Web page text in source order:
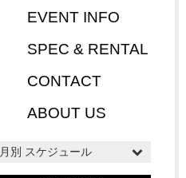
EVENT INFO
SPEC & RENTAL
CONTACT
ABOUT US
月別 スケジュール